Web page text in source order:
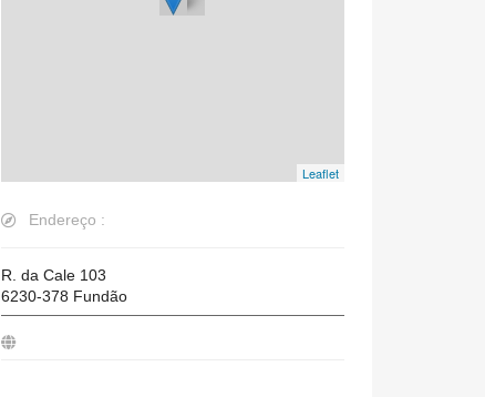
Leaflet
Endereço :
R. da Cale 103
6230-378 Fundão